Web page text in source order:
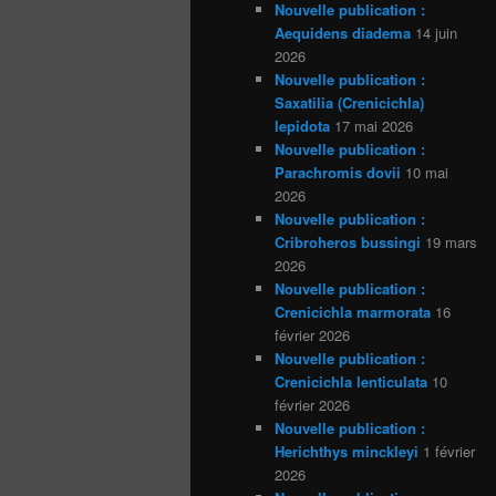
Nouvelle publication :
Aequidens diadema 14 juin
2026
Nouvelle publication :
Saxatilia (Crenicichla)
lepidota 17 mai 2026
Nouvelle publication :
Parachromis dovii 10 mai
2026
Nouvelle publication :
Cribroheros bussingi 19 mars
2026
Nouvelle publication :
Crenicichla marmorata 16
février 2026
Nouvelle publication :
Crenicichla lenticulata 10
février 2026
Nouvelle publication :
Herichthys minckleyi 1 février
2026